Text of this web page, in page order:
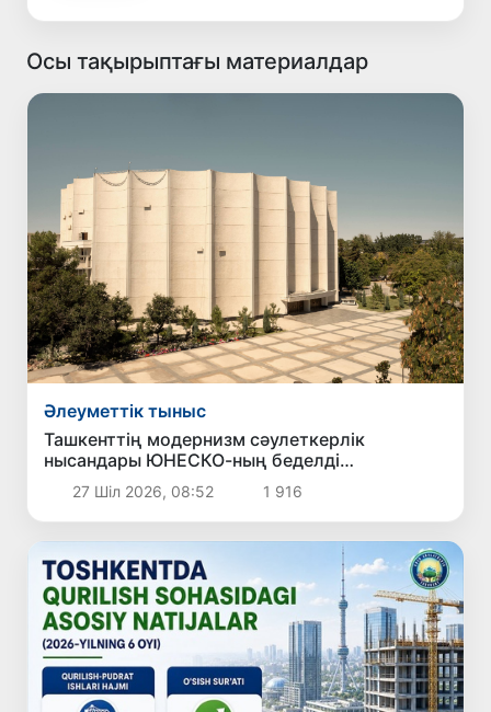
Осы тақырыптағы материалдар
Әлеуметтік тыныс
Ташкенттің модернизм сәулеткерлік
нысандары ЮНЕСКО-ның беделді
Халықаралық тізіміне ресми түрде енгізілді
27 Шіл 2026, 08:52 1 916